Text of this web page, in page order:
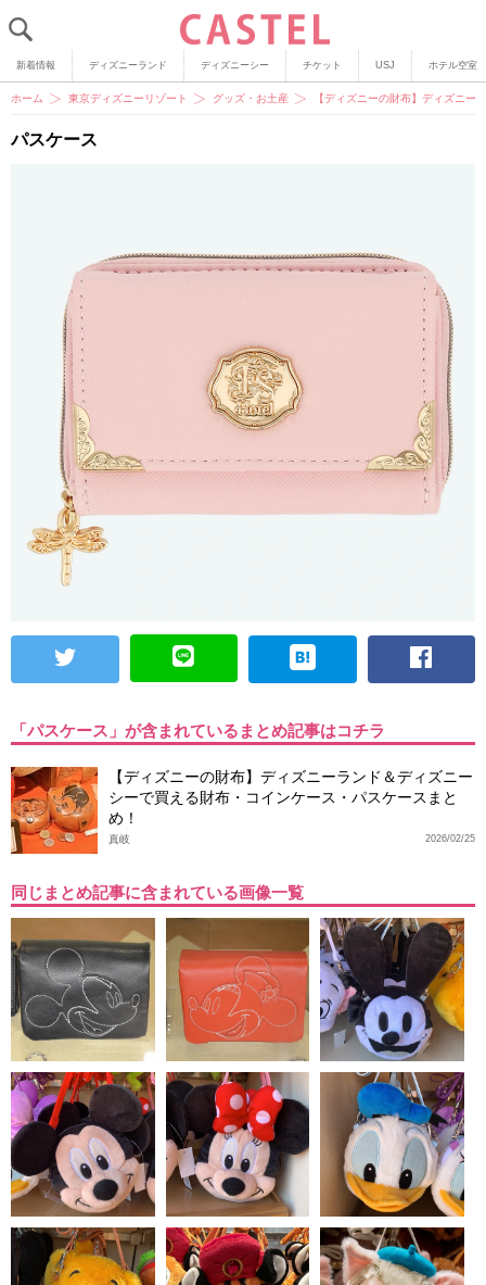
新着情報 ディズニーランド ディズニーシー チケット USJ ホテル空室
ホーム 東京ディズニーリゾート グッズ・お土産 【ディズニーの財布】ディズニー
パスケース
「パスケース」が含まれているまとめ記事はコチラ
【ディズニーの財布】ディズニーランド＆ディズニー
シーで買える財布・コインケース・パスケースまと
め！
2026/02/25
真岐
同じまとめ記事に含まれている画像一覧